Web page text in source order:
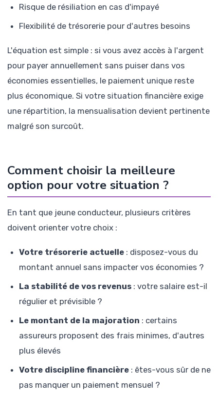
Risque de résiliation en cas d'impayé
Flexibilité de trésorerie pour d'autres besoins
L'équation est simple : si vous avez accès à l'argent
pour payer annuellement sans puiser dans vos
économies essentielles, le paiement unique reste
plus économique. Si votre situation financière exige
une répartition, la mensualisation devient pertinente
malgré son surcoût.
Comment choisir la meilleure
option pour votre situation ?
En tant que jeune conducteur, plusieurs critères
doivent orienter votre choix :
Votre trésorerie actuelle : disposez-vous du
montant annuel sans impacter vos économies ?
La stabilité de vos revenus : votre salaire est-il
régulier et prévisible ?
Le montant de la majoration : certains
assureurs proposent des frais minimes, d'autres
plus élevés
Votre discipline financière : êtes-vous sûr de ne
pas manquer un paiement mensuel ?